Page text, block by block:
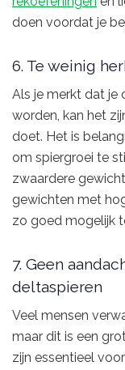
doen voordat je
6. Te weinig
Als je merkt dat je
worden, kan het
doet. Het is
om spiergroei te
zwaardere
gewichten met
zo goed mogelijk
7. Geen
deltaspieren
Veel mensen
maar dit is een
zijn essentieel